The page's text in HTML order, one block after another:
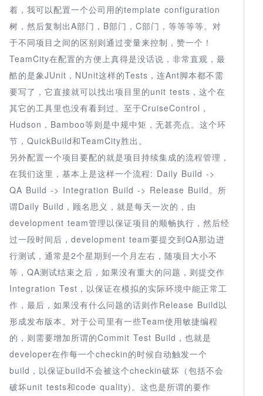
着，我可以配置一个公司用的template configuration
树，然后复制出A部门，B部门，C部门，等等等等。对
于不同项目之间的区别则通过变量来控制，赞一个！
TeamCity在配置的方便上真得是没话说，非常直观，最
酷的是象JUnit，NUnit这样的Tests，连Ant脚本都不需
要写了，它直接就可以找出项目里的unit tests，这个在
其它的工具里也没有看到过。至于CruiseControl，
Hudson，Bamboo等则是中规中矩，无甚亮点。这个环
节，QuickBuild和TeamCity胜出。
另外配置一个项目要配的就是项目持续集成的流程管理，
在我们这里，基本上是这样一个流程: Daily Build ->
QA Build -> Integration Build -> Release Build。所
谓Daily Build，顾名思义，就是每天一次的，由
development team管理以保证项目的顺畅执行，然后经
过一段时间后，development team要提交到QA那边进
行测试，通常是2个星期到一个月左右，随项目大小不
等，QA测试结束之后，如果没有重大的问题，则提交作
Integration Test，以保证在模拟的实际环境中能正常工
作，最后，如果没有什么问题的话则作Release Build以
形成发布版本。对于公司里有一些Team使用敏捷编程
的，则需要增加所谓的Commit Test Build，也就是
developer在作每一个checkin的时候自动触发一个
build，以保证build不会被这个checkin破坏（包括不会
破坏unit tests和code quality)。这也是所谓的要作